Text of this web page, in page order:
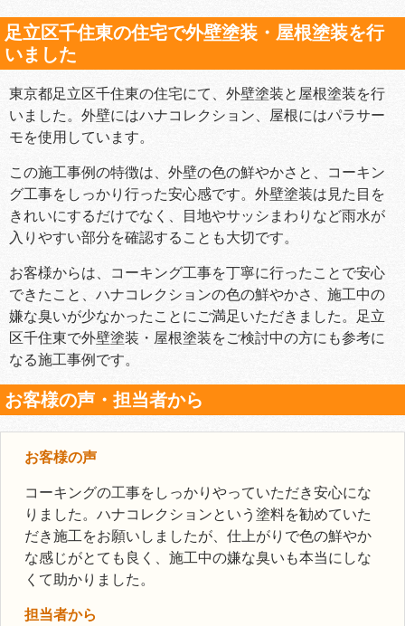
足立区千住東の住宅で外壁塗装・屋根塗装を行
いました
東京都足立区千住東の住宅にて、外壁塗装と屋根塗装を行
いました。外壁にはハナコレクション、屋根にはパラサー
モを使用しています。
この施工事例の特徴は、外壁の色の鮮やかさと、コーキン
グ工事をしっかり行った安心感です。外壁塗装は見た目を
きれいにするだけでなく、目地やサッシまわりなど雨水が
入りやすい部分を確認することも大切です。
お客様からは、コーキング工事を丁寧に行ったことで安心
できたこと、ハナコレクションの色の鮮やかさ、施工中の
嫌な臭いが少なかったことにご満足いただきました。足立
区千住東で外壁塗装・屋根塗装をご検討中の方にも参考に
なる施工事例です。
お客様の声・担当者から
お客様の声
コーキングの工事をしっかりやっていただき安心にな
りました。ハナコレクションという塗料を勧めていた
だき施工をお願いしましたが、仕上がりで色の鮮やか
な感じがとても良く、施工中の嫌な臭いも本当にしな
くて助かりました。
担当者から